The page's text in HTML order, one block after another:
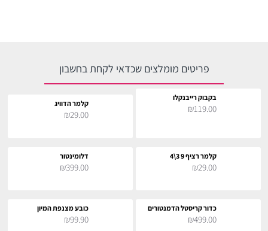
פריטים מומלצים שכדאי לקחת בחשבון
בקבוק רייבנקלו
₪119.00 קלמר הדוויג
₪29.00
קלמר רציף 9 3\4
₪29.00
דלומינטור
₪399.00
כדור קריסטל הדמנטורים
₪499.00
כובע מצנפת המיון
₪99.90